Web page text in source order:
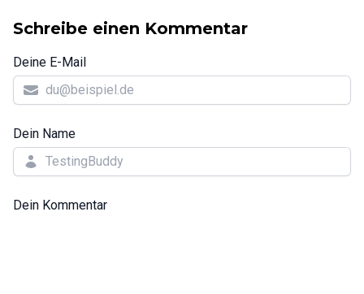
Schreibe einen Kommentar
Deine E-Mail
Dein Name
Dein Kommentar